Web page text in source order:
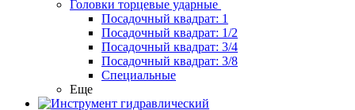
Головки торцевые ударные
Посадочный квадрат: 1
Посадочный квадрат: 1/2
Посадочный квадрат: 3/4
Посадочный квадрат: 3/8
Специальные
Еще